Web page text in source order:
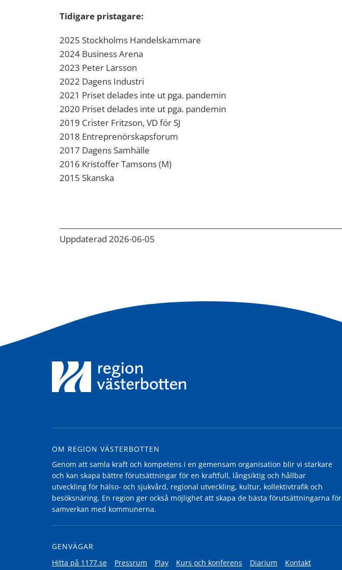
Tidigare pristagare:
2025 Stockholms Handelskammare
2024 Business Arena
2023 Peter Larsson
2022 Dagens Industri
2021 Priset delades inte ut pga. pandemin
2020 Priset delades inte ut pga. pandemin
2019 Crister Fritzson, VD för SJ
2018 Entreprenörskapsforum
2017 Dagens Samhälle
2016 Kristoffer Tamsons (M)
2015 Skanska
Uppdaterad 2026-06-05
OM REGION VÄSTERBOTTEN
Genom att samla kraft och kompetens i en gemensam organisation blir vi starkare
och kan skapa bättre förutsättningar för en kraftfull, långsiktig och hållbar
utveckling för hälso- och sjukvård, regional utveckling, kultur, kollektivtrafik och
besöksnäring. En region ger också möjlighet att skapa de bästa förutsättningarna för
samverkan med kommunerna.
GENVÄGAR
Hitta på 1177.se
Pressrum Play Kurs och konferens Diarium Kontakt